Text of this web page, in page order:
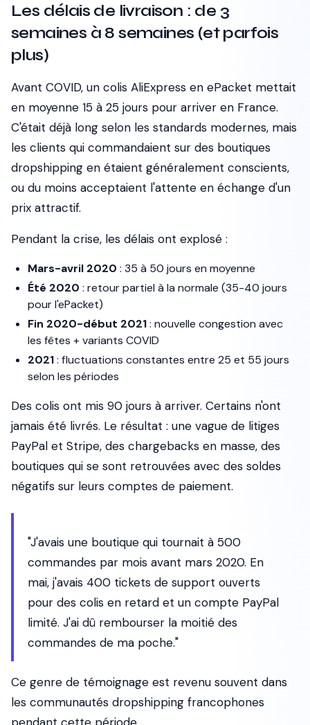
Les délais de livraison : de 3
semaines à 8 semaines (et parfois
plus)
Avant COVID, un colis AliExpress en ePacket mettait
en moyenne 15 à 25 jours pour arriver en France.
C'était déjà long selon les standards modernes, mais
les clients qui commandaient sur des boutiques
dropshipping en étaient généralement conscients,
ou du moins acceptaient l'attente en échange d'un
prix attractif.
Pendant la crise, les délais ont explosé :
Mars-avril 2020 : 35 à 50 jours en moyenne
Été 2020 : retour partiel à la normale (35-40 jours
pour l'ePacket)
Fin 2020-début 2021: nouvelle congestion avec
les fêtes + variants COVID
2021: fluctuations constantes entre 25 et 55 jours
selon les périodes
Des colis ont mis 90 jours à arriver. Certains n'ont
jamais été livrés. Le résultat : une vague de litiges
PayPal et Stripe, des chargebacks en masse, des
boutiques qui se sont retrouvées avec des soldes
négatifs sur leurs comptes de paiement.
"J'avais une boutique qui tournait à 500
commandes par mois avant mars 2020. En
mai, j'avais 400 tickets de support ouverts
pour des colis en retard et un compte PayPal
limité. J'ai dû rembourser la moitié des
commandes de ma poche."
Ce genre de témoignage est revenu souvent dans
les communautés dropshipping francophones